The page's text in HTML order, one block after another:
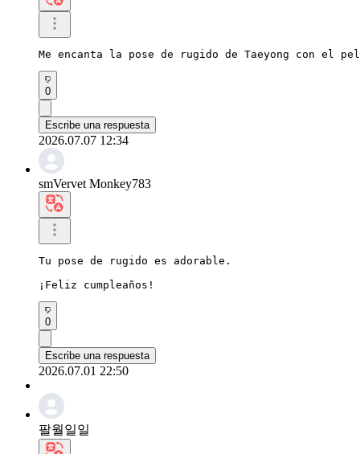
Me encanta la pose de rugido de Taeyong con el
0
Escribe una respuesta
2026.07.07 12:34
smVervet Monkey783
Tu pose de rugido es adorable.
¡Feliz cumpleaños!
0
Escribe una respuesta
2026.07.01 22:50
팔월일일